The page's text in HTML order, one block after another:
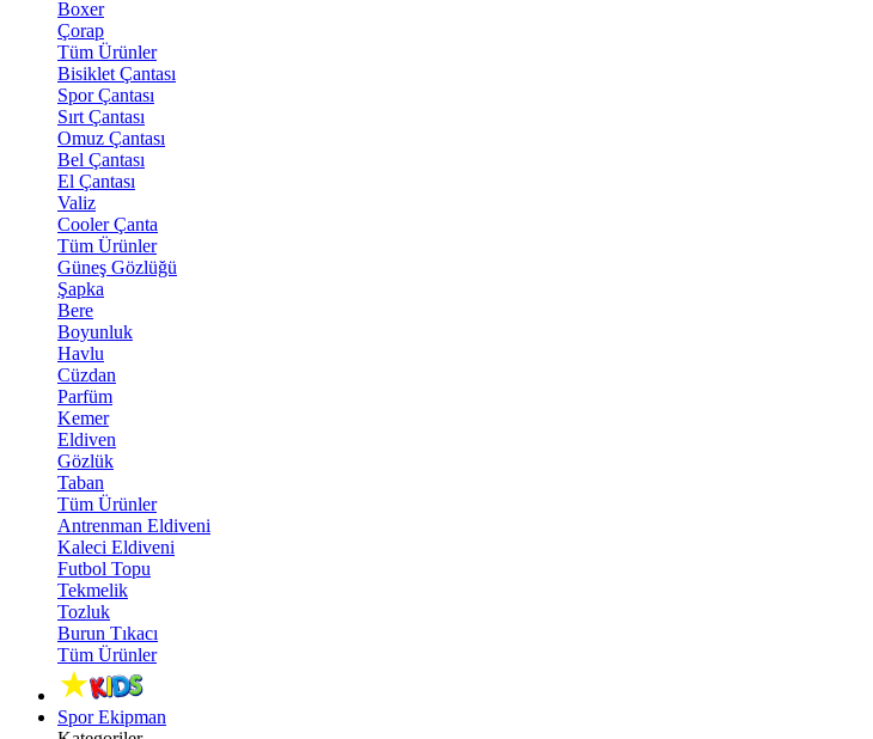
Boxer
Çorap
Tüm Ürünler
Bisiklet Çantası
Spor Çantası
Sırt Çantası
Omuz Çantası
Bel Çantası
El Çantası
Valiz
Cooler Çanta
Tüm Ürünler
Güneş Gözlüğü
Şapka
Bere
Boyunluk
Havlu
Cüzdan
Parfüm
Kemer
Eldiven
Gözlük
Taban
Tüm Ürünler
Antrenman Eldiveni
Kaleci Eldiveni
Futbol Topu
Tekmelik
Tozluk
Burun Tıkacı
Tüm Ürünler
Spor Ekipman